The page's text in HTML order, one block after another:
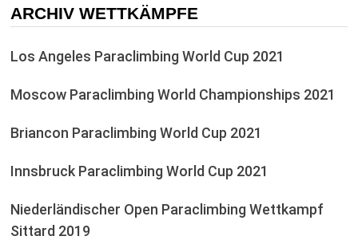
ARCHIV WETTKÄMPFE
Los Angeles Paraclimbing World Cup 2021
Moscow Paraclimbing World Championships 2021
Briancon Paraclimbing World Cup 2021
Innsbruck Paraclimbing World Cup 2021
Niederländischer Open Paraclimbing Wettkampf
Sittard 2019